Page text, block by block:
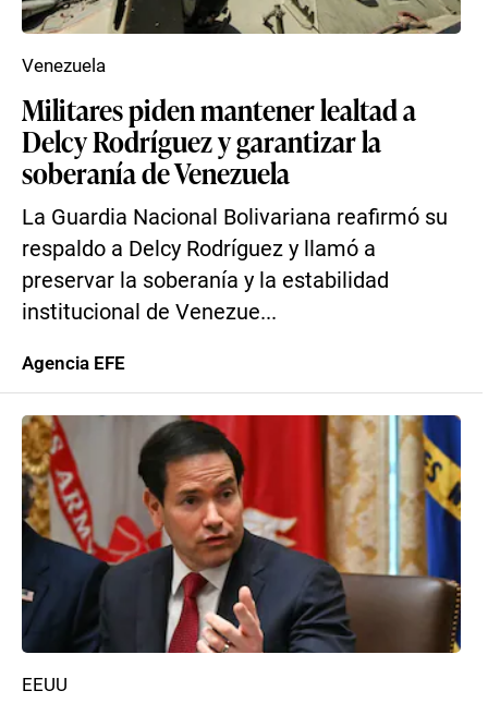
Militares piden mantener lealtad a
Delcy Rodríguez y garantizar la
soberanía de Venezuela
La Guardia Nacional Bolivariana reafirmó su
respaldo a Delcy Rodríguez y llamó a
preservar la soberanía y la estabilidad
institucional de Venezue...
Venezuela
Agencia EFE
EEUU